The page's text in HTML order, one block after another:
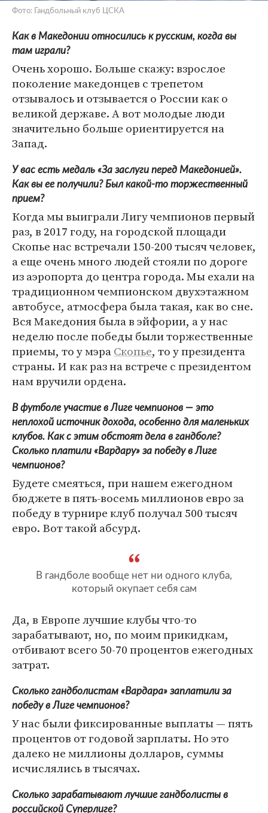
Фото: Гандбольный клуб ЦСКА
Как в Македонии относились к русским, когда вы
там играли?
Очень хорошо. Больше скажу: взрослое
поколение македонцев с трепетом
отзывалось и отзывается о России как о
великой державе. А вот молодые люди
значительно больше ориентируется на
Запад.
У вас есть медаль «За заслуги перед Македонией».
Как вы ее получили? Был какой-то торжественный
прием?
Когда мы выиграли Лигу чемпионов первый
раз, в 2017 году, на городской площади
Скопье нас встречали 150-200 тысяч человек,
а еще очень много людей стояли по дороге
из аэропорта до центра города. Мы ехали на
традиционном чемпионском двухэтажном
автобусе, атмосфера была такая, как во сне.
Вся Македония была в эйфории, а у нас
неделю после победы были торжественные
приемы, то у мэраСкопье, то у президента
страны. И как раз на встрече с президентом
нам вручили ордена.
В футболе участие в Лиге чемпионов — это
неплохой источник дохода, особенно для маленьких
клубов. Как с этим обстоят дела в гандболе?
Сколько платили «Вардару» за победу в Лиге
чемпионов?
Будете смеяться, при нашем ежегодном
бюджете в пять-восемь миллионов евро за
победу в турнире клуб получал 500 тысяч
евро. Вот такой абсурд.
В гандболе вообще нет ни одного клуба,
который окупает себя сам
Да, в Европе лучшие клубы что-то
зарабатывают, но, по моим прикидкам,
отбивают всего 50-70 процентов ежегодных
затрат.
Сколько гандболистам «Вардара» заплатили за
победу в Лиге чемпионов?
У нас были фиксированные выплаты — пять
процентов от годовой зарплаты. Но это
далеко не миллионы долларов, суммы
исчислялись в тысячах.
Сколько зарабатывают лучшие гандболисты в
российской Суперлиге?